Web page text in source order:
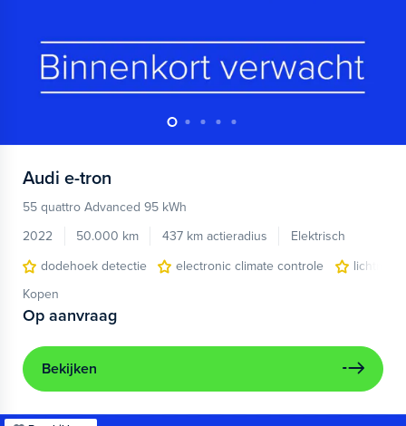
Audi e-tron
55 quattro Advanced 95 kWh
2022
50.000 km 437 km actieradius
Elektrisch
dodehoek detectie
electronic climate controle
Kopen
Op aanvraag
Bekijken